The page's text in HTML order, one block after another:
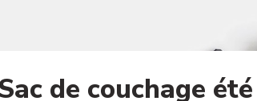
de couchage été